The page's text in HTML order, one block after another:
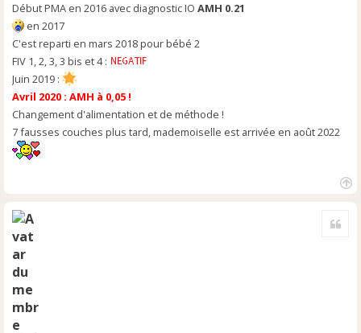
Début PMA en 2016 avec diagnostic IO AMH 0.21
en 2017
C'est reparti en mars 2018 pour bébé 2
FIV 1, 2, 3, 3 bis et 4 :
Juin 2019 :
Avril 2020 : AMH à 0,05 !
Changement d'alimentation et de méthode !
7 fausses couches plus tard, mademoiselle est arrivée en août 2022